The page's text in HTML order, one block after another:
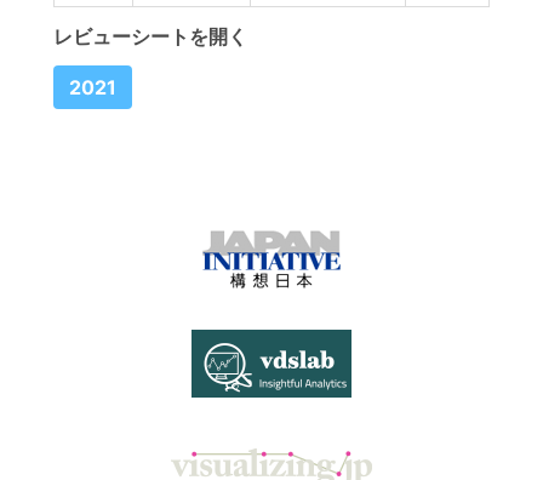
レビューシートを開く
2021